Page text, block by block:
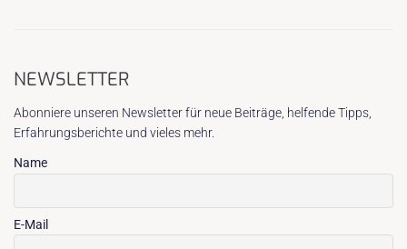
NEWSLETTER
Abonniere unseren Newsletter für neue Beiträge, helfende Tipps,
Erfahrungsberichte und vieles mehr.
Name
E-Mail